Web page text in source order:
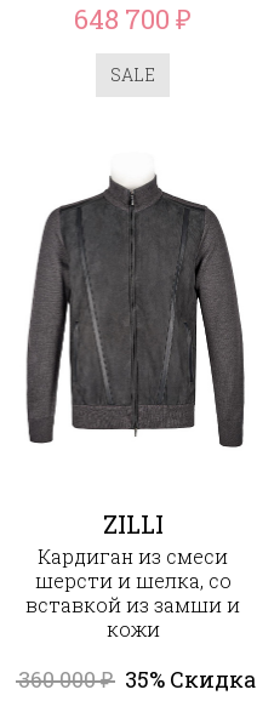
648 700₽
SALE
ZILLI
Кардиган из смеси
шерсти и шелка, со
вставкой из замши и
кожи
360 000₽ 35% Скидка